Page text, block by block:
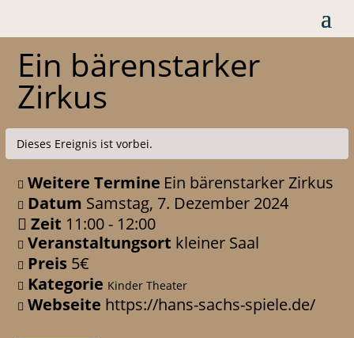
Ein bärenstarker
Zirkus
Dieses Ereignis ist vorbei.
Weitere Termine Ein bärenstarker Zirkus
Datum Samstag, 7. Dezember 2024
Zeit 11:00 - 12:00
Veranstaltungsort kleiner Saal
Preis 5€
Kategorie Kinder Theater
Webseite https://hans-sachs-spiele.de/